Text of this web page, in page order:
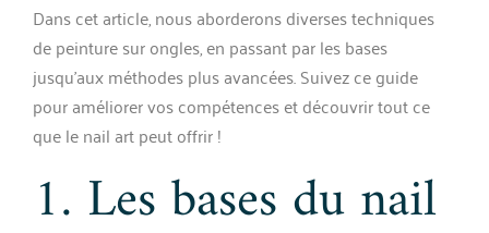
Dans cet article, nous aborderons diverses techniques
de peinture sur ongles, en passant par les bases
jusqu’aux méthodes plus avancées. Suivez ce guide
pour améliorer vos compétences et découvrir tout ce
que le nail art peut offrir !
1. Les bases du nail